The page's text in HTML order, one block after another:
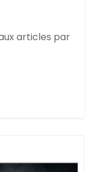
articles par